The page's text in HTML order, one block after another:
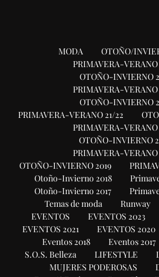
MODA
OTOÑO/
PRIMAVERA-VERANO
OTOÑO-INVIERNO
PRIMAVERA-VERANO
OTOÑO-INVIERNO
PRIMAVERA-VERANO 21/22
PRIMAVERA-VERANO
OTOÑO-INVIERNO
PRIMAVERA-VERANO
OTOÑO-INVIERNO 2019
Otoño-Invierno 2018
Otoño-Invierno 2017
Temas de moda
Runway
EVENTOS
EVENTOS 2023
EVENTOS 2021
EVENTOS 2020
Eventos 2018
Eventos 2017
S.O.S. Belleza
LIFESTYLE
MUJERES PODEROSAS